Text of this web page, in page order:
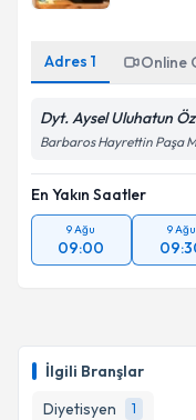
İlgili Branşlar
Diyetisyen
1
Adres 1 Online
Dyt. Aysel Uluhatun
Barbaros Hayrettin Paşa
En Yakın Saatler
9 Ağu
09:00
9 Ağu